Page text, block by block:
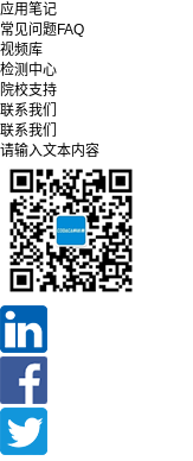
应用笔记
常见问题FAQ
视频库
检测中心
院校支持
联系我们
联系我们
请输入文本内容